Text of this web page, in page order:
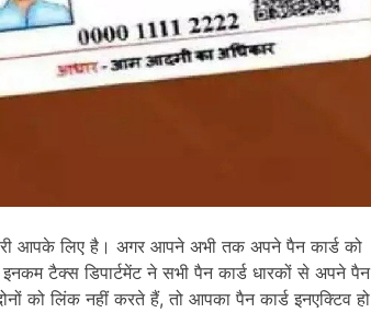
आपके लिए है। अगर आपने अभी तक अपने पैन कार्ड को
टैक्स डिपार्टमेंट ने सभी पैन कार्ड धारकों से अपने पैन
को लिंक नहीं करते हैं, तो आपका पैन कार्ड इनएक्टिव हो